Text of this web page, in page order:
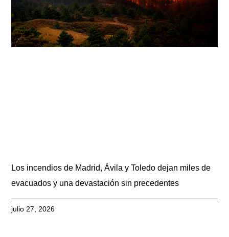
Los incendios de Madrid, Ávila y Toledo dejan miles de
evacuados y una devastación sin precedentes
julio 27, 2026